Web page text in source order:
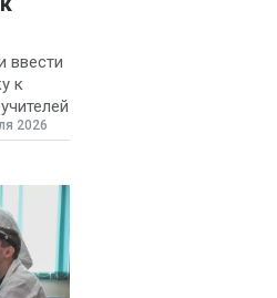
ввести
к
2026